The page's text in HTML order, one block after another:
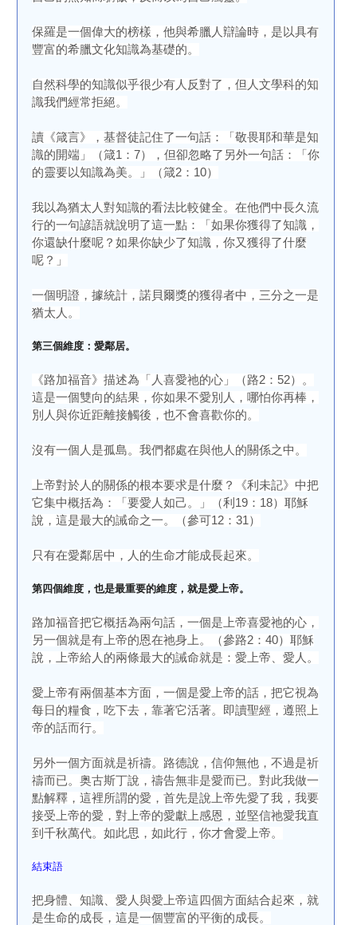
保羅是一個偉大的榜樣，他與希臘人辯論時，是以具有
豐富的希臘文化知識為基礎的。
自然科學的知識似乎很少有人反對了，但人文學科的知
識我們經常拒絕。
讀《箴言》，基督徒記住了一句話：「敬畏耶和華是知
識的開端」（箴1：7），但卻忽略了另外一句話：「你
的靈要以知識為美。」（箴2：10）
我以為猶太人對知識的看法比較健全。在他們中長久流
行的一句諺語就說明了這一點：「如果你獲得了知識，
你還缺什麼呢？如果你缺少了知識，你又獲得了什麼
呢？」
一個明證，據統計，諾貝爾獎的獲得者中，三分之一是
猶太人。
第三個維度：愛鄰居。
《路加福音》描述為「人喜愛祂的心」（路2：52）。
這是一個雙向的結果，你如果不愛別人，哪怕你再棒，
別人與你近距離接觸後，也不會喜歡你的。
沒有一個人是孤島。我們都處在與他人的關係之中。
上帝對於人的關係的根本要求是什麼？《利未記》中把
它集中概括為：「要愛人如己。」（利19：18）耶穌
說，這是最大的誡命之一。（參可12：31）
只有在愛鄰居中，人的生命才能成長起來。
第四個維度，也是最重要的維度，就是愛上帝。
路加福音把它概括為兩句話，一個是上帝喜愛祂的心，
另一個就是有上帝的恩在祂身上。（參路2：40）耶穌
說，上帝給人的兩條最大的誡命就是：愛上帝、愛人。
愛上帝有兩個基本方面，一個是愛上帝的話，把它視為
每日的糧食，吃下去，靠著它活著。即讀聖經，遵照上
帝的話而行。
另外一個方面就是祈禱。路德說，信仰無他，不過是祈
禱而已。奥古斯丁說，禱告無非是愛而已。對此我做一
點解釋，這裡所謂的愛，首先是說上帝先愛了我，我要
接受上帝的愛，對上帝的愛獻上感恩，並堅信祂愛我直
到千秋萬代。如此思，如此行，你才會愛上帝。
結束語
把身體、知識、愛人與愛上帝這四個方面結合起來，就
是生命的成長，這是一個豐富的平衡的成長。